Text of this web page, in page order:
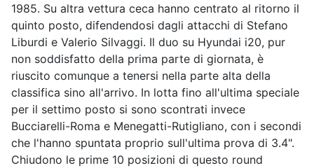
1985. Su altra vettura ceca hanno centrato al ritorno il
quinto posto, difendendosi dagli attacchi di Stefano
Liburdi e Valerio Silvaggi. Il duo su Hyundai i20, pur
non soddisfatto della prima parte di giornata, è
riuscito comunque a tenersi nella parte alta della
classifica sino all'arrivo. In lotta fino all'ultima speciale
per il settimo posto si sono scontrati invece
Bucciarelli-Roma e Menegatti-Rutigliano, con i secondi
che l'hanno spuntata proprio sull'ultima prova di 3.4".
Chiudono le prime 10 posizioni di questo round